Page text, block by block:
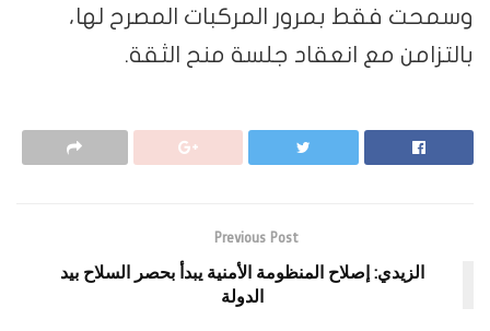
وسمحت فقط بمرور المركبات المصرح لها،
بالتزامن مع انعقاد جلسة منح الثقة.
Previous Post
الزيدي: إصلاح المنظومة الأمنية يبدأ بحصر السلاح بيد
الدولة